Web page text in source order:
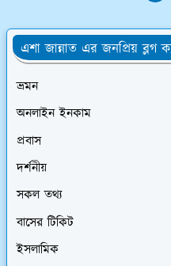
এশা জান্নাত এর জনপ্রিয় ব্লগ
ভ্রমন
অনলাইন ইনকাম
প্রবাস
দর্শনীয়
সকল তথ্য
বাসের টিকিট
ইসলামিক